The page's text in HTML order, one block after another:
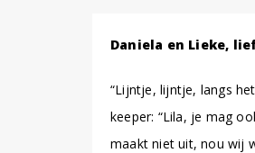
Daniela en Lieke,
“Lijntje, lijntje, langs
keeper: “Lila, je mag
maakt niet uit, nou wij